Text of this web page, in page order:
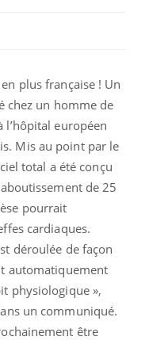
plus française ! Un
un homme de
l’hôpital européen
Mis au point par le
total a été conçu
de 25
pourrait
cardiaques.
déroulée de façon
automatiquement
physiologique »,
un communiqué.
être